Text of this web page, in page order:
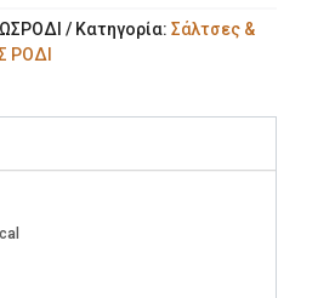
Κατηγορία: Σάλτσες &
ΡΟΔΙ